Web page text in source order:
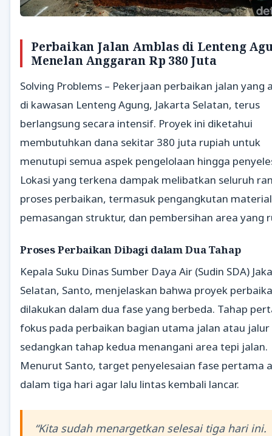
Perbaikan Jalan Amblas di Lenteng
Menelan Anggaran Rp 380 Juta
Solving Problems – Pekerjaan perbaikan jalan yang
di kawasan Lenteng Agung, Jakarta Selatan, terus
berlangsung secara intensif. Proyek ini diketahui
membutuhkan dana sekitar 380 juta rupiah untuk
menutupi semua aspek pengelolaan hingga
Lokasi yang terkena dampak melibatkan seluruh
proses perbaikan, termasuk pengangkutan
pemasangan struktur, dan pembersihan area yang
Proses Perbaikan Dibagi dalam Dua Tahap
Kepala Suku Dinas Sumber Daya Air (Sudin SDA)
Selatan, Santo, menjelaskan bahwa proyek
dilakukan dalam dua fase yang berbeda. Tahap
fokus pada perbaikan bagian utama jalan atau
sedangkan tahap kedua menangani area tepi jalan.
Menurut Santo, target penyelesaian fase pertama
dalam tiga hari agar lalu lintas kembali lancar.
“Kita sudah menargetkan selesai tiga hari ini.